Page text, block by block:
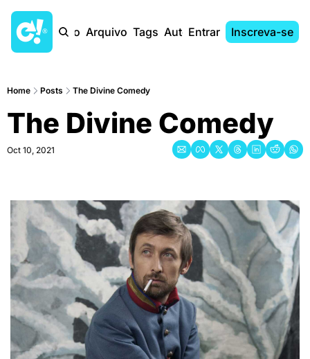
Início Arquivo Tags AutoresEntrar Inscreva-se
Home Posts The Divine Comedy
The Divine Comedy
Oct 10, 2021